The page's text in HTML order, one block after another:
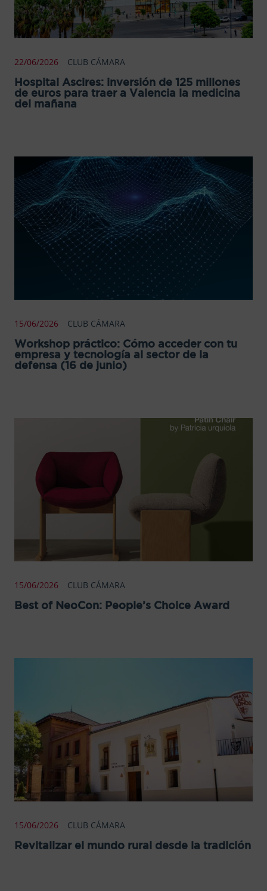
22/06/2026 CLUB CÁMARA
Hospital Ascires: inversión de 125 millones
de euros para traer a Valencia la medicina
del mañana
15/06/2026 CLUB CÁMARA
Workshop práctico: Cómo acceder con tu
empresa y tecnología al sector de la
defensa (16 de junio)
15/06/2026 CLUB CÁMARA
Best of NeoCon: People’s Choice Award
15/06/2026 CLUB CÁMARA
Revitalizar el mundo rural desde la tradición